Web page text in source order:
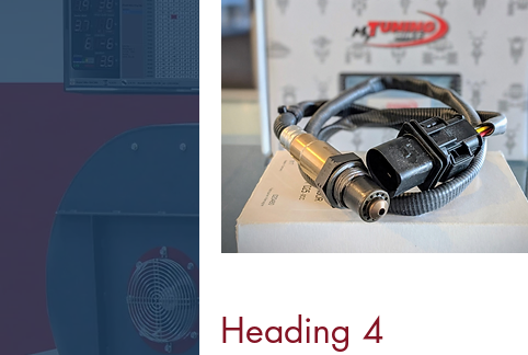
Heading 4